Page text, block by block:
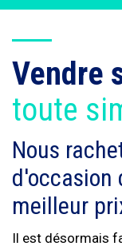
Vendre
toute
Nous
d'occasion
meilleur
Il est désormais